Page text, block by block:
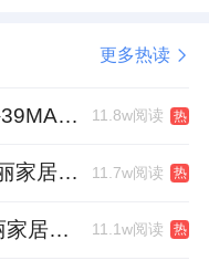
更多热读
冲刺2026年末开业！东外39MALL全球招商启幕，重构东直门商圈格局 11.8w阅读 热
跨界存储测试未落定，爱丽家居复牌前自揭多重风险 11.7w阅读 热
9连板后复牌再涨停！爱丽家居市盈率318倍，跨界收购案尚未落地 11.1w阅读 热